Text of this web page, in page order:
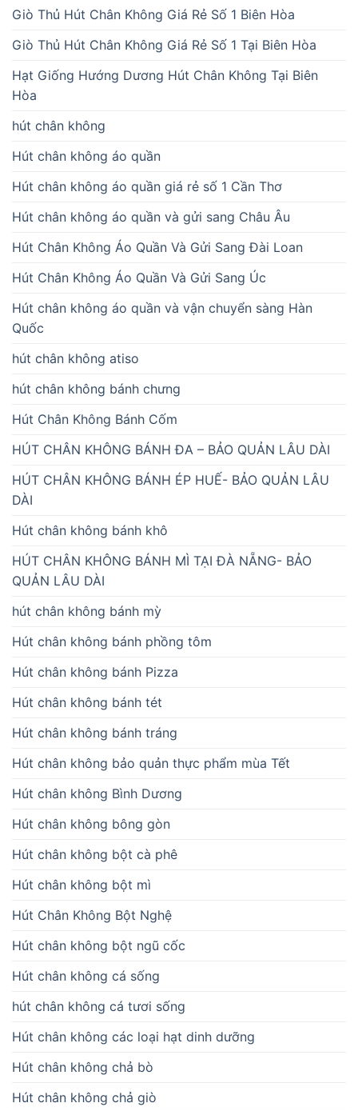
Giò Thủ Hút Chân Không Giá Rẻ Số 1 Biên Hòa
Giò Thủ Hút Chân Không Giá Rẻ Số 1 Tại Biên Hòa
Hạt Giống Hướng Dương Hút Chân Không Tại Biên
Hòa
hút chân không
Hút chân không áo quần
Hút chân không áo quần giá rẻ số 1 Cần Thơ
Hút chân không áo quần và gửi sang Châu Âu
Hút Chân Không Áo Quần Và Gửi Sang Đài Loan
Hút Chân Không Áo Quần Và Gửi Sang Úc
Hút chân không áo quần và vận chuyển sàng Hàn
Quốc
hút chân không atiso
hút chân không bánh chưng
Hút Chân Không Bánh Cốm
HÚT CHÂN KHÔNG BÁNH ĐA – BẢO QUẢN LÂU DÀI
HÚT CHÂN KHÔNG BÁNH ÉP HUẾ- BẢO QUẢN LÂU
DÀI
Hút chân không bánh khô
HÚT CHÂN KHÔNG BÁNH MÌ TẠI ĐÀ NẴNG- BẢO
QUẢN LÂU DÀI
hút chân không bánh mỳ
Hút chân không bánh phồng tôm
Hút chân không bánh Pizza
Hút chân không bánh tét
Hút chân không bánh tráng
Hút chân không bảo quản thực phẩm mùa Tết
Hút chân không Bình Dương
Hút chân không bông gòn
Hút chân không bột cà phê
Hút chân không bột mì
Hút Chân Không Bột Nghệ
Hút chân không bột ngũ cốc
Hút chân không cá sống
hút chân không cá tươi sống
Hút chân không các loại hạt dinh dưỡng
Hút chân không chả bò
Hút chân không chả giò